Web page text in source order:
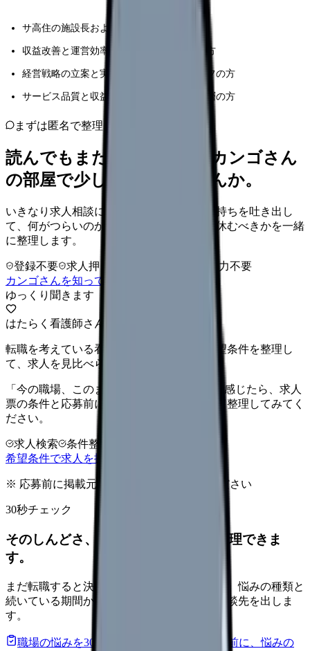
サ高住の施設長および経営管理者の方
収益改善と運営効率化に取り組む管理職の方
経営戦略の立案と実行に携わる運営スタッフの方
サービス品質と収益性の両立を目指す経営層の方
まずは匿名で整理
読んでもまだ苦しいなら、カンゴさん
の部屋で少し話してみませんか。
いきなり求人相談には進みません。今の気持ちを吐き出し
て、何がつらいのか、辞めるべきか、少し休むべきかを一緒
に整理します。
登録不要 求人押し売りなし
病院名は入力不要
カンゴさんを知ってから相談する
ゆっくり聞きます
はたらく看護師さん 求人
転職を考えている看護師さんへ。まずは希望条件を整理し
て、求人を見比べられます。
「今の職場、このままでいいのかな...」そう感じたら、求人
票の条件と応募前に確認したい不安を分けて整理してみてく
ださい。
求人検索 条件整理
希望条件で求人を探す
※ 応募前に掲載元の最新情報を確認してください
30秒チェック
そのしんどさ、転職すべきサインか整理できま
す。
まだ転職すると決めていなくても大丈夫です。悩みの種類と
続いている期間から、次に見るべき記事と相談先を出しま
す。
職場の悩みを30秒で診断 辞めるべきか迷う前に、悩みの